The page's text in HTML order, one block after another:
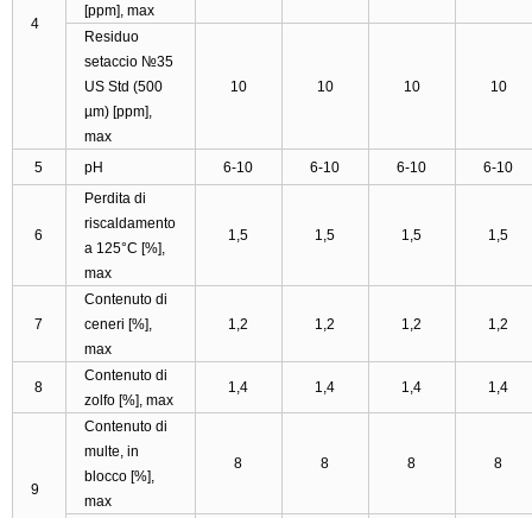
4
[ppm], max
Residuo
setaccio №35
US Std (500
µm) [ppm],
max
10 10 10 10
5 рН 6-10 6-10 6-10 6-10
6
Perdita di
riscaldamento
a 125°C [%],
max
1,5 1,5 1,5 1,5
7
Contenuto di
ceneri [%],
max
1,2 1,2 1,2 1,2
8
Contenuto di
zolfo [%], max
1,4 1,4 1,4 1,4
9
Contenuto di
multe, in
blocco [%],
max
8 8 8 8